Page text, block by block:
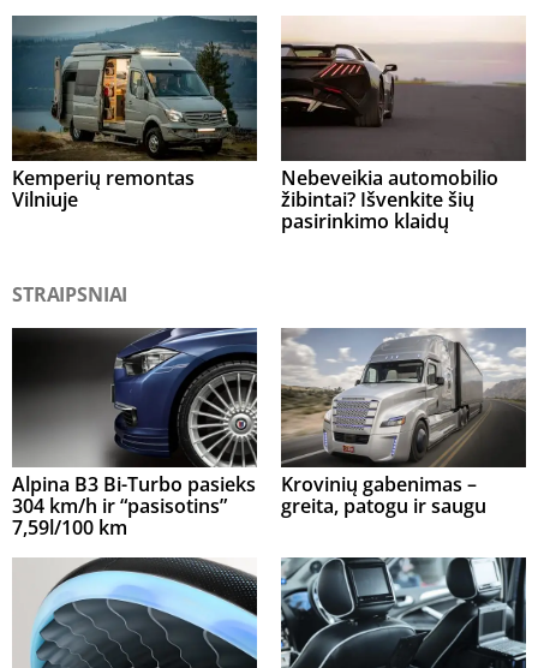
Kemperių remontas
Vilniuje
Nebeveikia automobilio
žibintai? Išvenkite šių
pasirinkimo klaidų
STRAIPSNIAI
Alpina B3 Bi-Turbo pasieks
304 km/h ir “pasisotins”
7,59l/100 km
Krovinių gabenimas –
greita, patogu ir saugu